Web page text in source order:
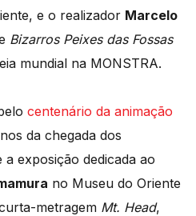
e o realizador Marcelo
Bizarros Peixes das Fossas
mundial na MONSTRA.
centenário da animação
da chegada dos
exposição dedicada ao
no Museu do Oriente
metragem Mt. Head,